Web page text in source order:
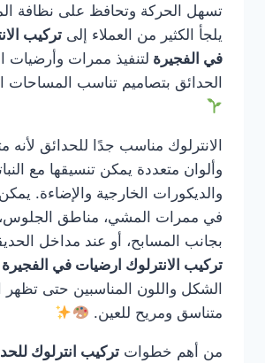
تسهل الحركة وتحافظ على نظافة
يلجأ الكثير من العملاء إلى تركيب
في الفجيرة لتنفيذ ممرات وأرضيات
الحدائق بتصاميم تناسب المساحات
الانترلوك مناسب جدًا للحدائق لأنه
وألوان متعددة يمكن تنسيقها مع
والديكورات الخارجية والإضاءة.
في ممرات المشي، مناطق الجلوس،
بجانب المسابح، أو عند مداخل
تركيب الانترلوك ارضيات في الفجيرة
الشكل واللون المناسبين حتى
متناسق ومريح للعين.
من أهم خطوات تركيب انترلوك